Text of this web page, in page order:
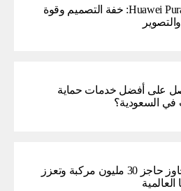
Huawei Pura 90s Pro: خفة التصميم وقوة
على أفضل خدمات حماية
في السعودية؟
GAC تتجاوز حاجز 30 مليون مركبة وتعزز